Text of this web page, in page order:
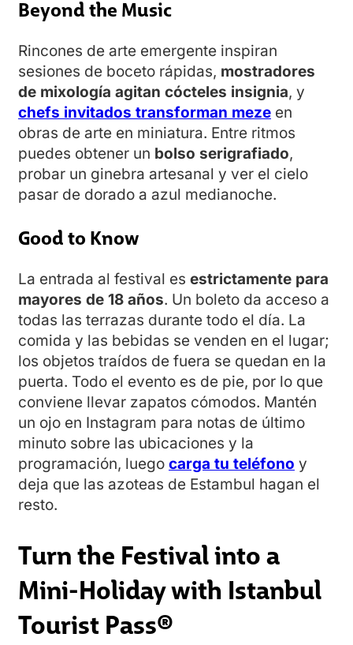
Beyond the Music
Rincones de arte emergente inspiran
sesiones de boceto rápidas, mostradores
de mixología agitan cócteles insignia, y
chefs invitados transforman meze en
obras de arte en miniatura. Entre ritmos
puedes obtener un bolso serigrafiado,
probar un ginebra artesanal y ver el cielo
pasar de dorado a azul medianoche.
Good to Know
La entrada al festival es estrictamente para
mayores de 18 años. Un boleto da acceso a
todas las terrazas durante todo el día. La
comida y las bebidas se venden en el lugar;
los objetos traídos de fuera se quedan en la
puerta. Todo el evento es de pie, por lo que
conviene llevar zapatos cómodos. Mantén
un ojo en Instagram para notas de último
minuto sobre las ubicaciones y la
programación, luego carga tu teléfono y
deja que las azoteas de Estambul hagan el
resto.
Turn the Festival into a
Mini-Holiday with Istanbul
Tourist Pass®